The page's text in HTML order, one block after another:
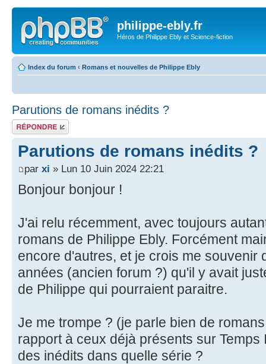
philippe-ebly.fr
Héros de Philippe Ebly et Science-fiction
Index du forum ‹ Romans et nouvelles de Philippe Ebly
Parutions de romans inédits ?
Répondre
Parutions de romans inédits ?
par xi » Lun 10 Juin 2024 22:21
Bonjour bonjour !
J'ai relu récemment, avec toujours
romans de Philippe Ebly. Forcément
encore d'autres, et je crois me souvenir
années (ancien forum ?) qu'il y avait
de Philippe qui pourraient paraitre.
Je me trompe ? (je parle bien de
rapport à ceux déjà présents sur
des inédits dans quelle série ?